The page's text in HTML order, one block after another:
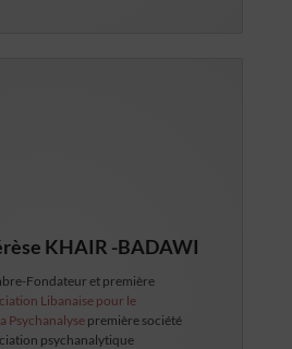
KHAIR -BADAWI
Fondateur et première
Libanaise pour le
Psychanalysepremière société
psychanalytique